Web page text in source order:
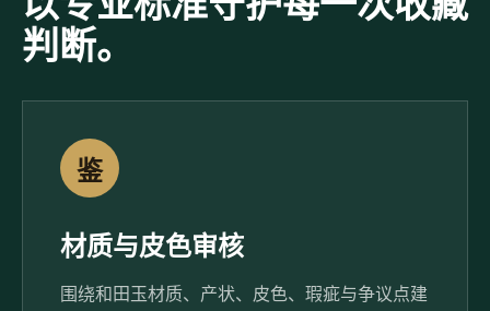
判断。
鉴
材质与皮色审核
围绕和田玉材质、产状、皮色、瑕疵与争议点建